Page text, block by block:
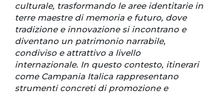
culturale, trasformando le aree identitarie in
terre maestre di memoria e futuro, dove
tradizione e innovazione si incontrano e
diventano un patrimonio narrabile,
condiviso e attrattivo a livello
internazionale. In questo contesto, itinerari
come Campania Italica rappresentano
strumenti concreti di promozione e